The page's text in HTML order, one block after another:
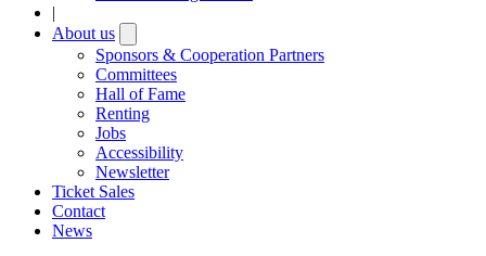
|
About us
submenu
Sponsors & Cooperation Partners
Committees
Hall of Fame
Renting
Jobs
Accessibility
Newsletter
Ticket Sales
Contact
News